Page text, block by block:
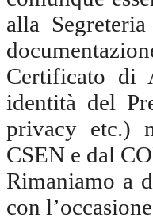
alla
Certificato di
identità del
privacy etc.)
CSEN e dal
Rimaniamo a
con